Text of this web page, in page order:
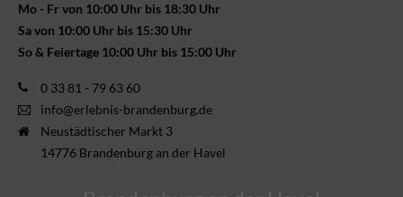
Mo - Fr von 10:00 Uhr bis 18:30 Uhr
Sa von 10:00 Uhr bis 15:30 Uhr
So & Feiertage 10:00 Uhr bis 15:00 Uhr
0 33 81 - 79 63 60
info@erlebnis-brandenburg.de
Neustädtischer Markt 3
14776 Brandenburg an der Havel